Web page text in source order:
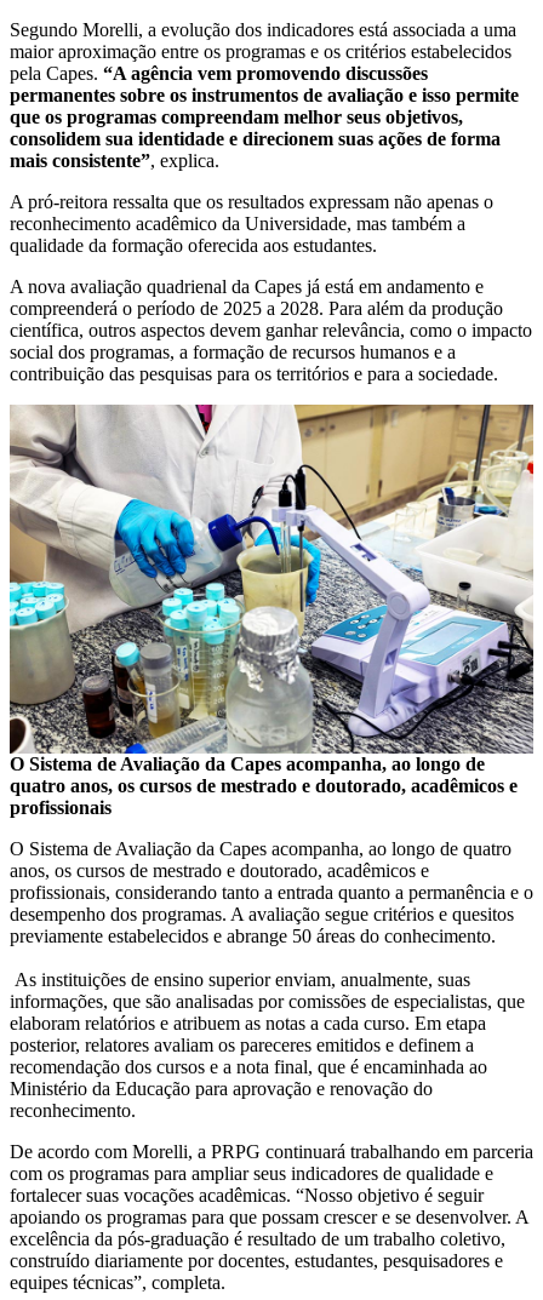
Segundo Morelli, a evolução dos indicadores está associada a uma
maior aproximação entre os programas e os critérios estabelecidos
pela Capes. “A agência vem promovendo discussões
permanentes sobre os instrumentos de avaliação e isso permite
que os programas compreendam melhor seus objetivos,
consolidem sua identidade e direcionem suas ações de forma
mais consistente”, explica.
A pró-reitora ressalta que os resultados expressam não apenas o
reconhecimento acadêmico da Universidade, mas também a
qualidade da formação oferecida aos estudantes.
A nova avaliação quadrienal da Capes já está em andamento e
compreenderá o período de 2025 a 2028. Para além da produção
científica, outros aspectos devem ganhar relevância, como o impacto
social dos programas, a formação de recursos humanos e a
contribuição das pesquisas para os territórios e para a sociedade.
O Sistema de Avaliação da Capes acompanha, ao longo de
quatro anos, os cursos de mestrado e doutorado, acadêmicos e
profissionais
O Sistema de Avaliação da Capes acompanha, ao longo de quatro
anos, os cursos de mestrado e doutorado, acadêmicos e
profissionais, considerando tanto a entrada quanto a permanência e o
desempenho dos programas. A avaliação segue critérios e quesitos
previamente estabelecidos e abrange 50 áreas do conhecimento.
As instituições de ensino superior enviam, anualmente, suas
informações, que são analisadas por comissões de especialistas, que
elaboram relatórios e atribuem as notas a cada curso. Em etapa
posterior, relatores avaliam os pareceres emitidos e definem a
recomendação dos cursos e a nota final, que é encaminhada ao
Ministério da Educação para aprovação e renovação do
reconhecimento.
De acordo com Morelli, a PRPG continuará trabalhando em parceria
com os programas para ampliar seus indicadores de qualidade e
fortalecer suas vocações acadêmicas. “Nosso objetivo é seguir
apoiando os programas para que possam crescer e se desenvolver. A
excelência da pós-graduação é resultado de um trabalho coletivo,
construído diariamente por docentes, estudantes, pesquisadores e
equipes técnicas”, completa.